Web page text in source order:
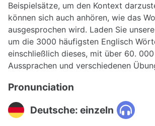
Beispielsätze, um den Kontext
können sich auch anhören, wie das
ausgesprochen wird. Laden Sie
um die 3000 häufigsten Englisch
einschließlich dieses, mit über 60.
Aussprachen und verschiedenen
Pronunciation
Deutsche: einzeln